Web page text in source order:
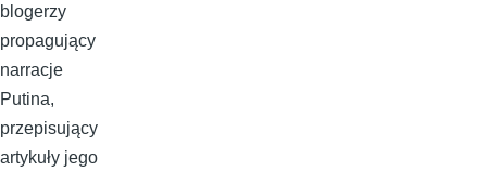
blogerzy
propagujący
narracje
Putina,
przepisujący
artykuły jego